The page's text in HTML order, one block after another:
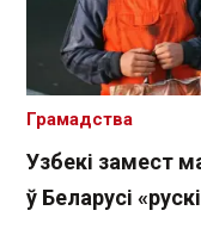
Узбекі замест
ў Беларусі
Грамадства